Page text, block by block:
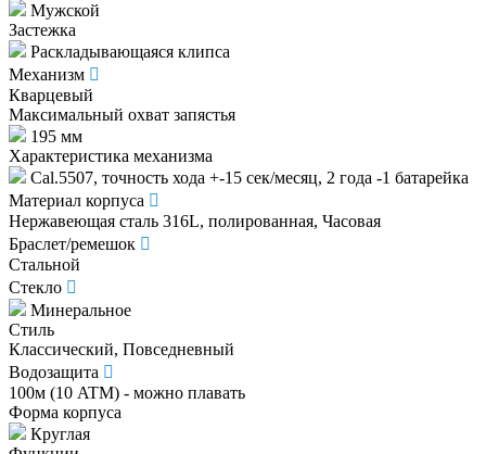
Мужской
Застежка
Раскладывающаяся клипса
Механизм
Кварцевый
Максимальный охват запястья
195 мм
Характеристика механизма
Cal.5507, точность хода +-15 сек/месяц, 2 года -1 батарейка
Материал корпуса
Нержавеющая сталь 316L, полированная, Часовая
Браслет/ремешок
Стальной
Стекло
Минеральное
Стиль
Классический, Повседневный
Водозащита
100м (10 ATM) - можно плавать
Форма корпуса
Круглая